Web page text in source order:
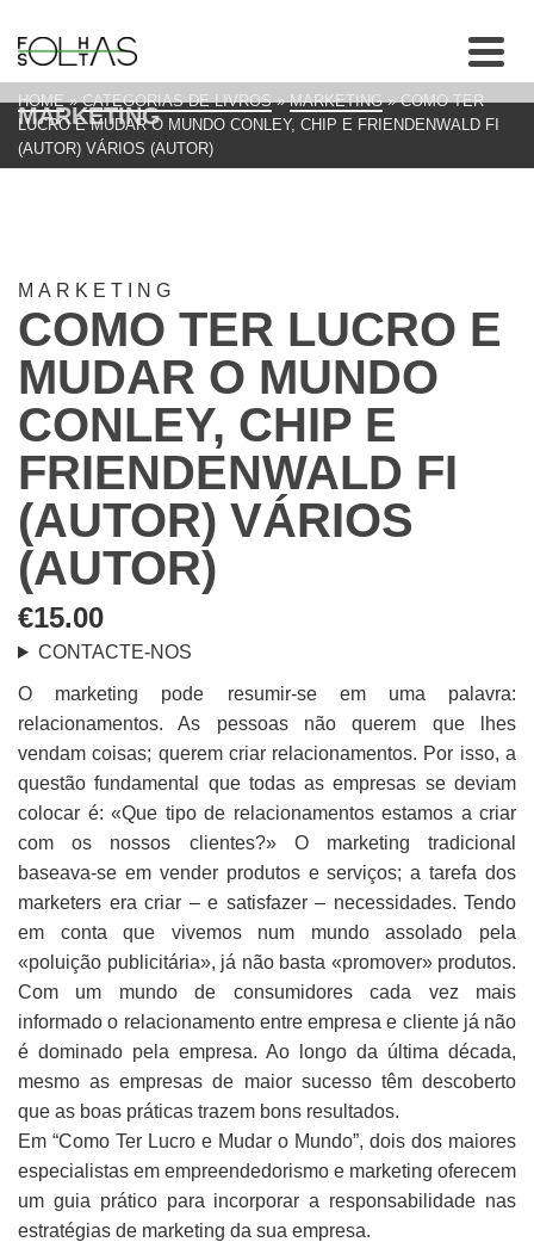
MARKETING
HOME » CATEGORIAS DE LIVROS » MARKETING » COMO TER
LUCRO E MUDAR O MUNDO CONLEY, CHIP E FRIENDENWALD FI
(AUTOR) VÁRIOS (AUTOR)
MARKETING
COMO TER LUCRO E
MUDAR O MUNDO
CONLEY, CHIP E
FRIENDENWALD FI
(AUTOR) VÁRIOS
(AUTOR)
€15.00
CONTACTE-NOS
O marketing pode resumir-se em uma palavra:
relacionamentos. As pessoas não querem que lhes
vendam coisas; querem criar relacionamentos. Por isso, a
questão fundamental que todas as empresas se deviam
colocar é: «Que tipo de relacionamentos estamos a criar
com os nossos clientes?» O marketing tradicional
baseava-se em vender produtos e serviços; a tarefa dos
marketers era criar – e satisfazer – necessidades. Tendo
em conta que vivemos num mundo assolado pela
«poluição publicitária», já não basta «promover» produtos.
Com um mundo de consumidores cada vez mais
informado o relacionamento entre empresa e cliente já não
é dominado pela empresa. Ao longo da última década,
mesmo as empresas de maior sucesso têm descoberto
que as boas práticas trazem bons resultados.
Em “Como Ter Lucro e Mudar o Mundo”, dois dos maiores
especialistas em empreendedorismo e marketing oferecem
um guia prático para incorporar a responsabilidade nas
estratégias de marketing da sua empresa.